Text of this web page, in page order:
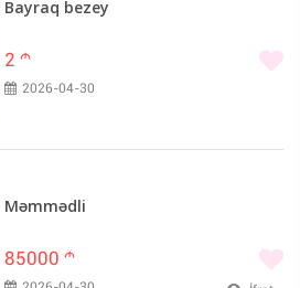
Bayraq bezey
2 m
2026-04-30
Məmmədli
85000 m